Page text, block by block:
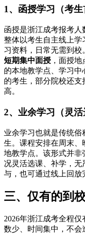
1、函授学习（考生
函授是浙江成考报考人
整体以考生自主线上
习资料，日常无需到
短期集中面授 ，面授
的本地教学点、学习
的考生，部分院校还
高。
2、业余学习（灵活
业余学习也就是传统
生。课程安排在周末
地教学点。该形式并
况灵活选课、补学，
与，也可通过线上回放
三、仅有的到
2026年浙江成考全程
数少、时间集中，不会